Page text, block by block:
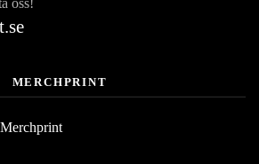
oss!
MERCHPRINT